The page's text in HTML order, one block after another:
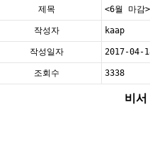
제목 <6월 마감
작성자 kaap
작성일자 2017-04-
조회수 3338
비